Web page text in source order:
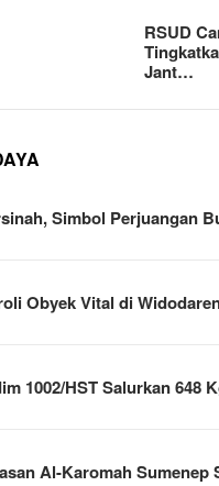
RSUD
Jant…
Simbol Perjuangan
Obyek Vital di
1002/HST Salurkan 648
Al-Karomah